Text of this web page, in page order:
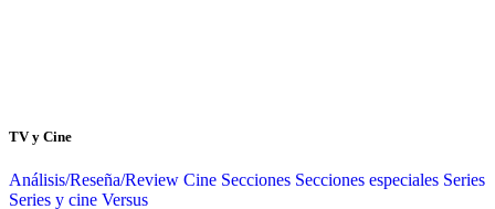
TV y Cine
Análisis/Reseña/Review Cine Secciones Secciones especiales Series
Series y cine Versus